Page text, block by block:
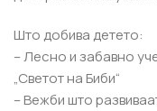
Што добива детето:
– Лесно и забавно
„Светот на Биби“
– Вежби што